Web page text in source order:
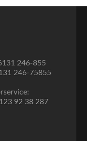
246-855
246-75855
92 38 287